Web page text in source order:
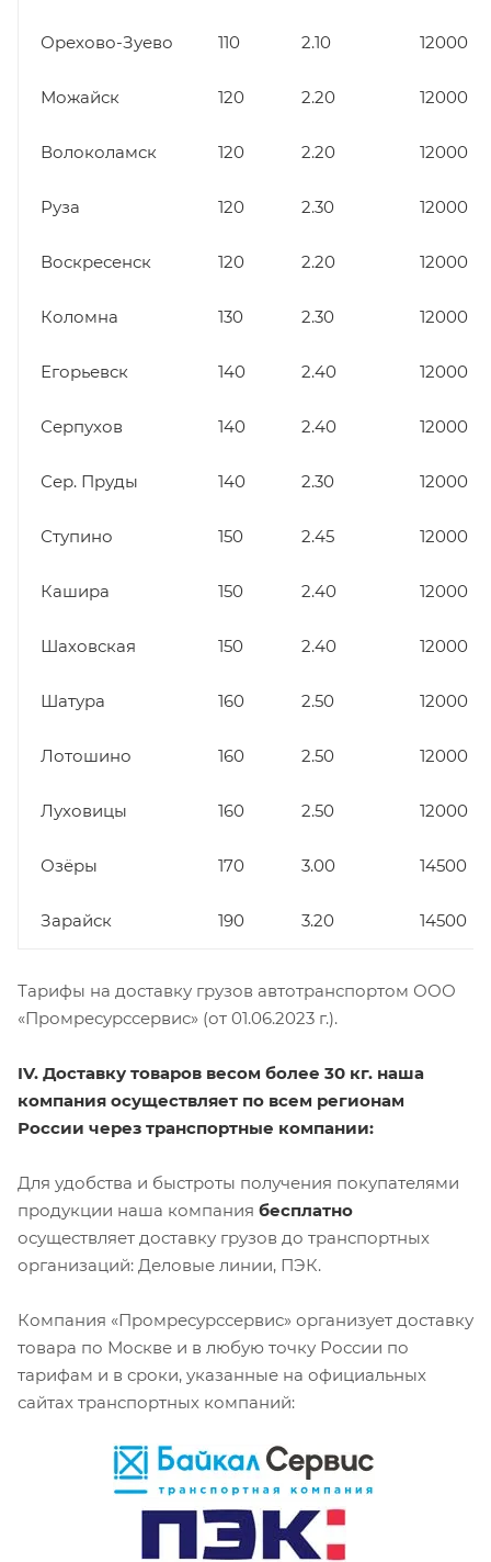
Орехово-Зуево 110 2.10 12000
Можайск 120 2.20 12000
Волоколамск 120 2.20 12000
Руза 120 2.30 12000
Воскресенск 120 2.20 12000
Коломна 130 2.30 12000
Егорьевск 140 2.40 12000
Серпухов 140 2.40 12000
Сер. Пруды 140 2.30 12000
Ступино 150 2.45 12000
Кашира 150 2.40 12000
Шаховская 150 2.40 12000
Шатура 160 2.50 12000
Лотошино 160 2.50 12000
Луховицы 160 2.50 12000
Озёры 170 3.00 14500
Зарайск 190 3.20 14500
Тарифы на доставку грузов автотранспортом ООО
«Промресурссервис» (от 01.06.2023 г.).
IV. Доставку товаров весом более 30 кг. наша
компания осуществляет по всем регионам
России через транспортные компании:
Для удобства и быстроты получения покупателями
продукции наша компания бесплатно
осуществляет доставку грузов до транспортных
организаций: Деловые линии, ПЭК.
Компания «Промресурссервис» организует доставку
товара по Москве и в любую точку России по
тарифам и в сроки, указанные на официальных
сайтах транспортных компаний: